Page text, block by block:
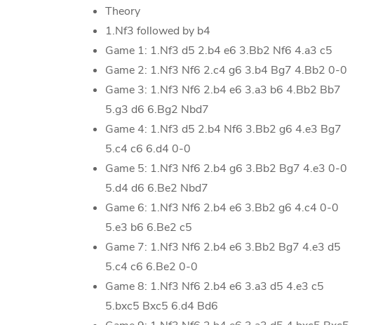
Theory
1.Nf3 followed by b4
Game 1: 1.Nf3 d5 2.b4 e6 3.Bb2 Nf6 4.a3 c5
Game 2: 1.Nf3 Nf6 2.c4 g6 3.b4 Bg7 4.Bb2 0-0
Game 3: 1.Nf3 Nf6 2.b4 e6 3.a3 b6 4.Bb2 Bb7
5.g3 d6 6.Bg2 Nbd7
Game 4: 1.Nf3 d5 2.b4 Nf6 3.Bb2 g6 4.e3 Bg7
5.c4 c6 6.d4 0-0
Game 5: 1.Nf3 Nf6 2.b4 g6 3.Bb2 Bg7 4.e3 0-0
5.d4 d6 6.Be2 Nbd7
Game 6: 1.Nf3 Nf6 2.b4 e6 3.Bb2 g6 4.c4 0-0
5.e3 b6 6.Be2 c5
Game 7: 1.Nf3 Nf6 2.b4 e6 3.Bb2 Bg7 4.e3 d5
5.c4 c6 6.Be2 0-0
Game 8: 1.Nf3 Nf6 2.b4 e6 3.a3 d5 4.e3 c5
5.bxc5 Bxc5 6.d4 Bd6